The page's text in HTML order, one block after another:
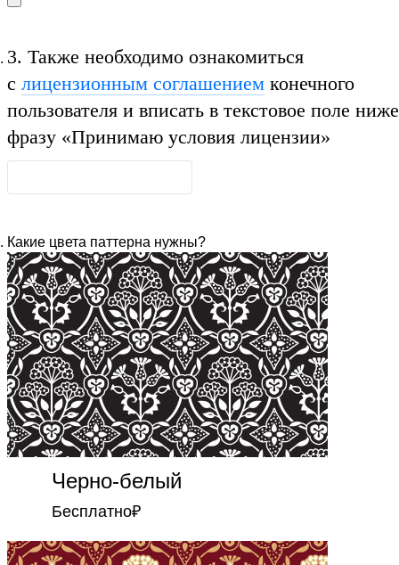
3. Также необходимо ознакомиться
с лицензионным соглашением конечного
пользователя и вписать в текстовое поле ниже
фразу «Принимаю условия лицензии»
Какие цвета паттерна нужны?
Черно-белый
Бесплатно₽